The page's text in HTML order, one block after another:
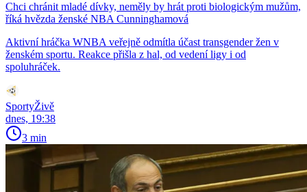
Chci chránit mladé dívky, neměly by hrát proti biologickým mužům,
říká hvězda ženské NBA Cunninghamová
Aktivní hráčka WNBA veřejně odmítla účast transgender žen v
ženském sportu. Reakce přišla z hal, od vedení ligy i od
spoluhráček.
SportyŽivě
dnes, 19:38
3 min